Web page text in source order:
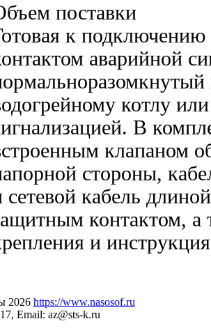
поставки
к подключению
аварийной
котлу
В
клапаном
стороны,
сетевой кабель
контактом, а
и
2026 https://www.nasosof.ru
Email: az@sts-k.ru